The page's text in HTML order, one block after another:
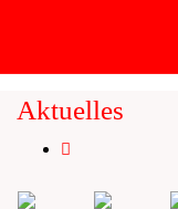
Aktuelles